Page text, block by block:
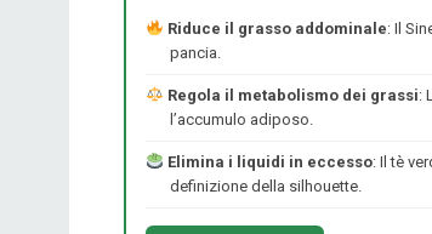
Riduce il grasso addominale: Il
pancia.
Regola il metabolismo dei grassi:
l’accumulo adiposo.
Elimina i liquidi in eccesso: Il tè
definizione della silhouette.